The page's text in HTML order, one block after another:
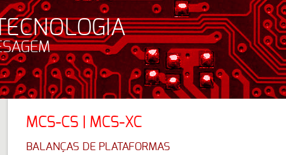
MCS-CS | MCS-XC
BALANÇAS DE PLATAFORMAS